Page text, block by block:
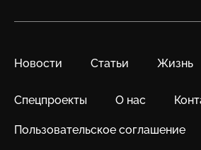
Новости Статьи Жизнь
Спецпроекты О нас
Пользовательское соглашение